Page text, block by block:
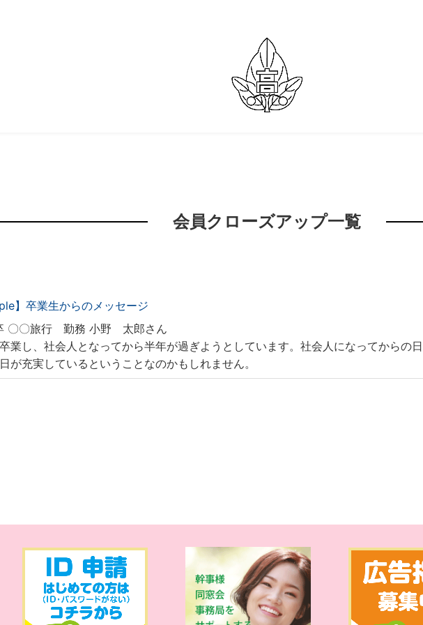
会員クローズアップ一覧
】卒業生からのメッセージ
〇〇旅行 勤務 小野 太郎さん
業し、社会人となってから半年が過ぎようとしています。社会人になってからの
が充実しているということなのかもしれません。